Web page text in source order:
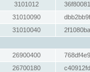
3101012
31010090
31010040
26900400
26700180